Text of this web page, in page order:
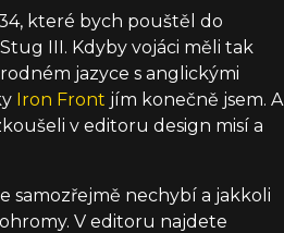
které bych pouštěl do
III. Kdyby vojáci měli tak
jazyce s anglickými
Iron Front jím konečně jsem. A
v editoru design misí a
samozřejmě nechybí a jakkoli
V editoru najdete